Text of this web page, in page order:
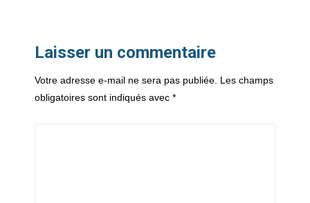
Laisser un commentaire
Votre adresse e-mail ne sera pas publiée. Les champs
obligatoires sont indiqués avec *